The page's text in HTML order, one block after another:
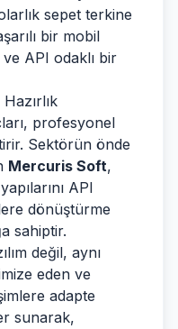
sepet terkine
bir mobil
API odaklı bir
profesyonel
Sektörün önde
Mercuris Soft,
API
dönüştürme
sahiptir.
değil, aynı
eden ve
adapte
sunarak,